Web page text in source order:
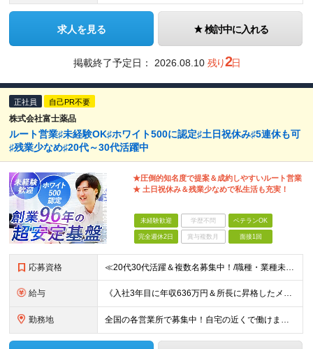
求人を見る 検討中に入れる
掲載終了予定日： 2026.08.10 残り2日
正社員 自己PR不要
株式会社富士薬品
ルート営業♯未経験OK♯ホワイト500に認定♯土日祝休み♯5連休も可
♯残業少なめ♯20代～30代活躍中
★圧倒的知名度で提案＆成約しやすいルート営業
★ 土日祝休み＆残業少なめで私生活も充実！
未経験歓迎 学歴不問 ベテランOK
完全週休2日 賞与複数月 面接1回
応募資格 ≪20代30代活躍＆複数名募集中！/職種・業種未経験大歓迎/第二新卒OK≫ ◎普通自動車免許（AT限定可）をお持ちの方 └お客様先へ訪問するため、問題なく運転ができる方を想定しています。 ◎高卒以上
給与 《入社3年目に年収636万円＆所長に昇格したメンバーも！》 ◆月給245,796円～269,205円+営業実績手当+諸手当 ※試用期間3ヶ月(待遇同一) ※固定残業代(22.5時間分/35,796円～
勤務地 全国の各営業所で募集中！自宅の近くで働けます。 ※住所は一部の営業所のみ載せています ★詳細は以下のリンクをご覧ください https://www.fujiyakuhin.co.jp/shop/eig